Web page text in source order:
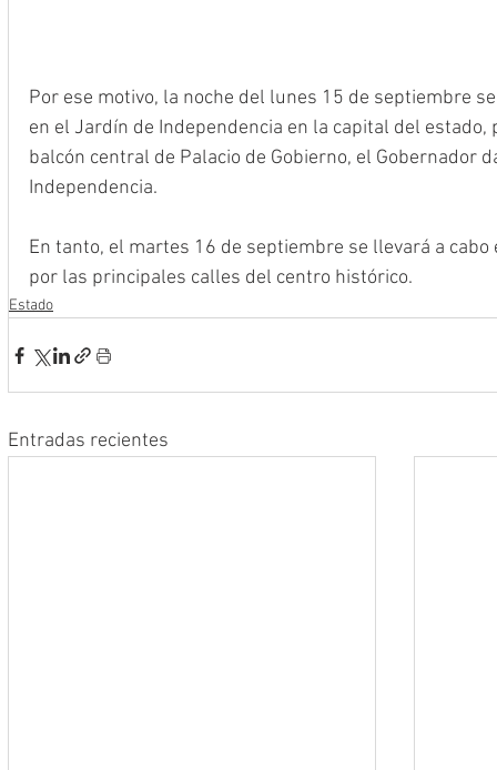
Por ese motivo, la noche del lunes 15 de septiembre
en el Jardín de Independencia en la capital del
balcón central de Palacio de Gobierno, el Gobernador
Independencia.
En tanto, el martes 16 de septiembre se llevará a
por las principales calles del centro histórico.
Estado
Entradas recientes